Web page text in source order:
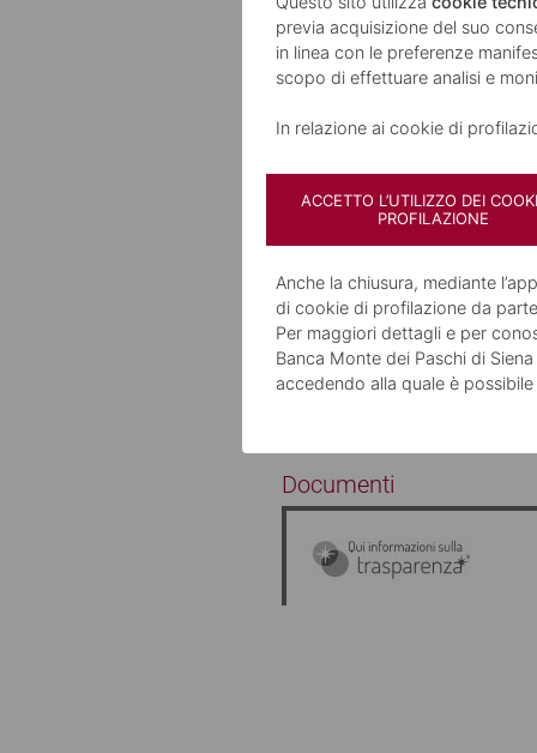
tuo stipendio o se
puoi ottimizzare la tua
Gli sconti sono cumulabili
PRODOTTI O SERVIZI
Messaggio pubblicitario con finalità
Le principali caratteristiche e le
(codice Banca 1030 - Codice Gruppo
ai consumatori che non hanno, o
Documenti
previa acquisizione del suo
in linea con le preferenze
scopo di effettuare analisi e
In relazione ai cookie di
ACCETTO L’UTILIZZO DEI
PROFILAZIONE
Anche la chiusura, mediante
di cookie di profilazione da parte
Per maggiori dettagli e per
Banca Monte dei Paschi di
accedendo alla quale è